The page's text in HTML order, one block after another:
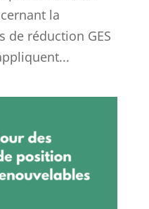
la
de réduction GES